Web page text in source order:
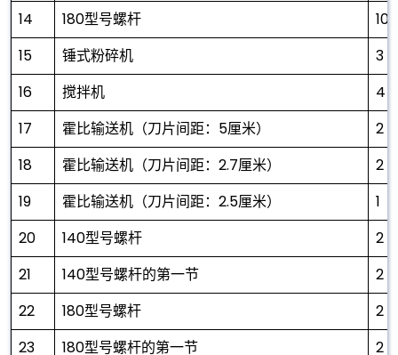
14 180型号螺杆
10
15
锤式粉碎机
3
16
搅拌机
4
17
霍比输送机（刀片间距：5厘米）
2
18
霍比输送机（刀片间距：2.7厘米）
2
19
霍比输送机（刀片间距：2.5厘米）
1
20
140型号螺杆
2
21
140型号螺杆的第一节
2
22
180型号螺杆
2
23
180型号螺杆的第一节
2